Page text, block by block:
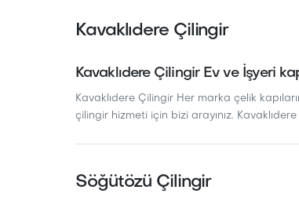
Kavaklıdere Çilingir
Kavaklıdere Çilingir Ev ve İşyeri
Kavaklıdere Çilingir Her marka çelik
çilingir hizmeti için bizi arayınız.
Söğütözü Çilingir